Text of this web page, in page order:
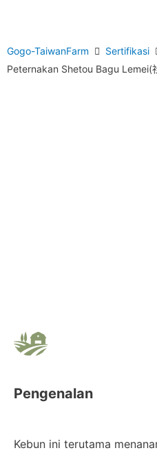
Gogo-TaiwanFarm
Sertifikasi
Peternakan Shetou Bagu Lemei(
Pengenalan
Kebun ini terutama